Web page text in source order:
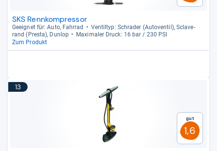
SKS Rennkompressor
Geeig­net für: Auto, Fahr­rad
Ven­til­typ: Schra­der (Auto­ven­til), Scla­ve­
rand (Presta), Dun­lop
Maxi­ma­ler Druck: 16 bar / 230 PSI
Zum Produkt
13
Gut
1,6